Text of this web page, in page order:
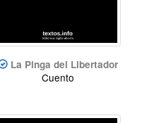
La Pinga del Libertador
Cuento